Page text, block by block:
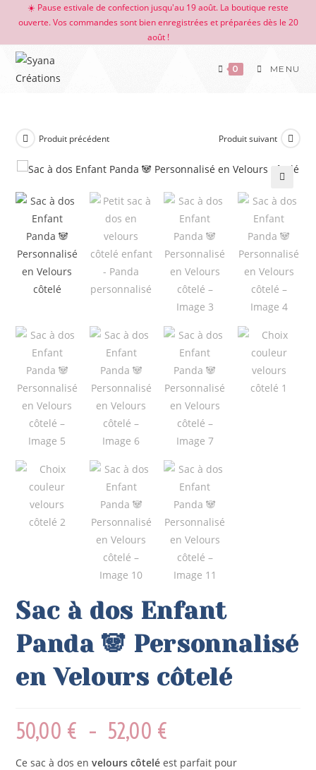
☀️ Pause estivale de confection jusqu'au 19 août. La boutique reste
ouverte. Vos commandes sont bien enregistrées et préparées dès le 20
août !
0 MENU
Produit précédent Produit suivant
🔍
Sac à dos Enfant
Panda 🐼 Personnalisé
en Velours côtelé
50,00 € – 52,00 €
Ce sac à dos envelours côtelé est parfait pour